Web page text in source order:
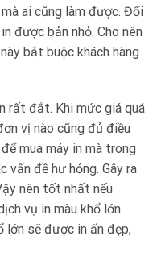
ai cũng làm được. Đối
được bản nhỏ. Cho nên
bắt buộc khách hàng
rất đắt. Khi mức giá quá
vị nào cũng đủ điều
mua máy in mà trong
vấn đề hư hỏng. Gây ra
nên tốt nhất nếu
vụ in màu khổ lớn.
lớn sẽ được in ấn đẹp,